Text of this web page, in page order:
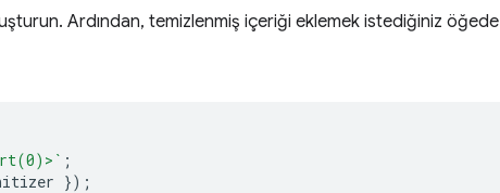
Ardından, temizlenmiş içeriği eklemek istediğiniz öğede
;
});